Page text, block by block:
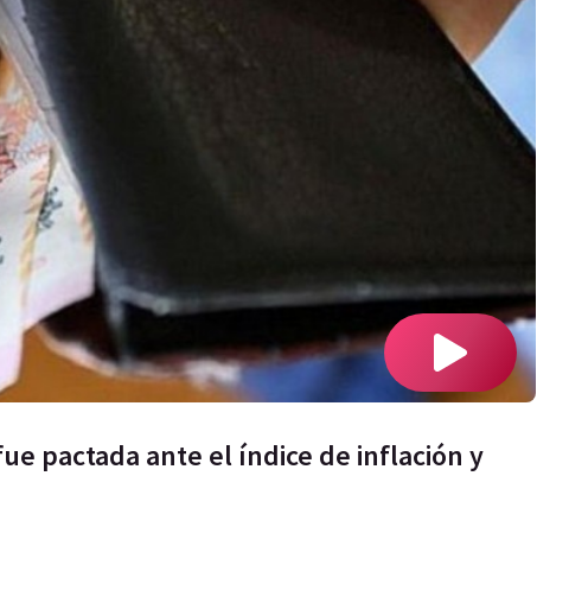
pactada ante el índice de inflación y